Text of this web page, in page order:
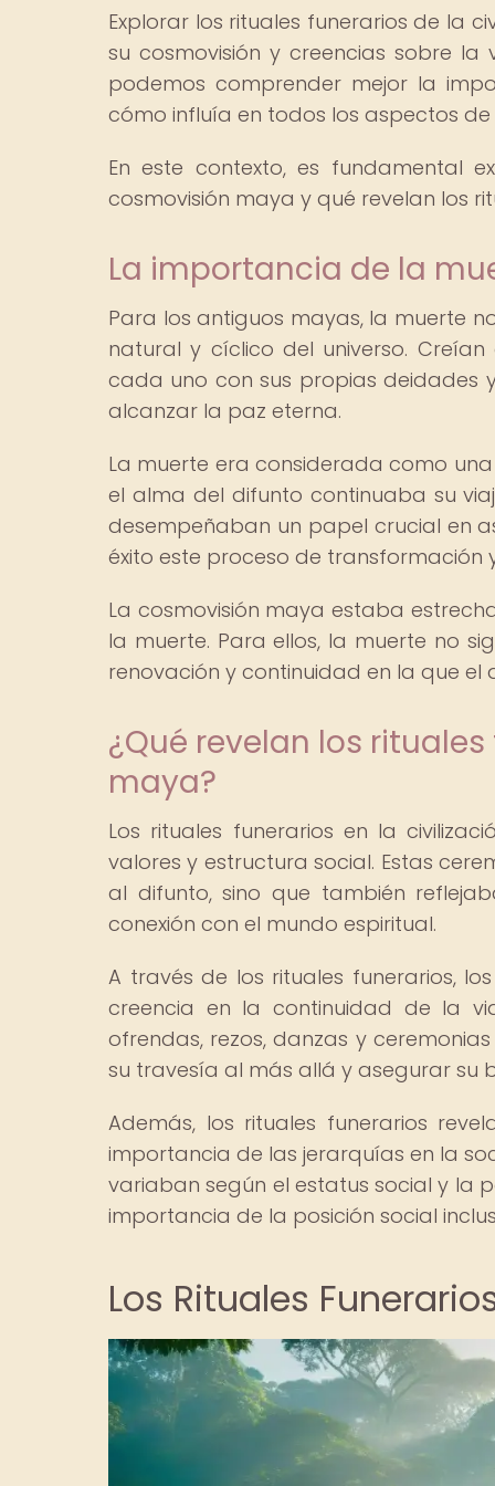
Explorar los rituales funerarios de la
su cosmovisión y creencias sobre
podemos comprender mejor la
cómo influía en todos los aspectos
En este contexto, es fundamental
cosmovisión maya y qué revelan los
La importancia de la
Para los antiguos mayas, la muerte
natural y cíclico del universo.
cada uno con sus propias
alcanzar la paz eterna.
La muerte era considerada como
el alma del difunto continuaba su
desempeñaban un papel crucial en
éxito este proceso de transformación
La cosmovisión maya estaba
la muerte. Para ellos, la muerte no
renovación y continuidad en la que el
¿Qué revelan los
maya?
Los rituales funerarios en la
valores y estructura social. Estas
al difunto, sino que también
conexión con el mundo espiritual.
A través de los rituales funerarios,
creencia en la continuidad de la
ofrendas, rezos, danzas y
su travesía al más allá y asegurar su
Además, los rituales funerarios
importancia de las jerarquías en la
variaban según el estatus social y la
importancia de la posición social
Los Rituales